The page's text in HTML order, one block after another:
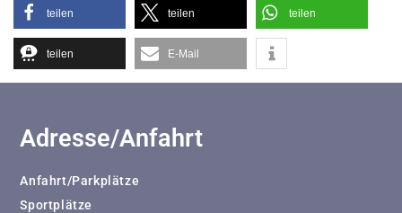
teilen teilen teilen
teilen E-Mail
Adresse/Anfahrt
Anfahrt/Parkplätze
Sportplätze